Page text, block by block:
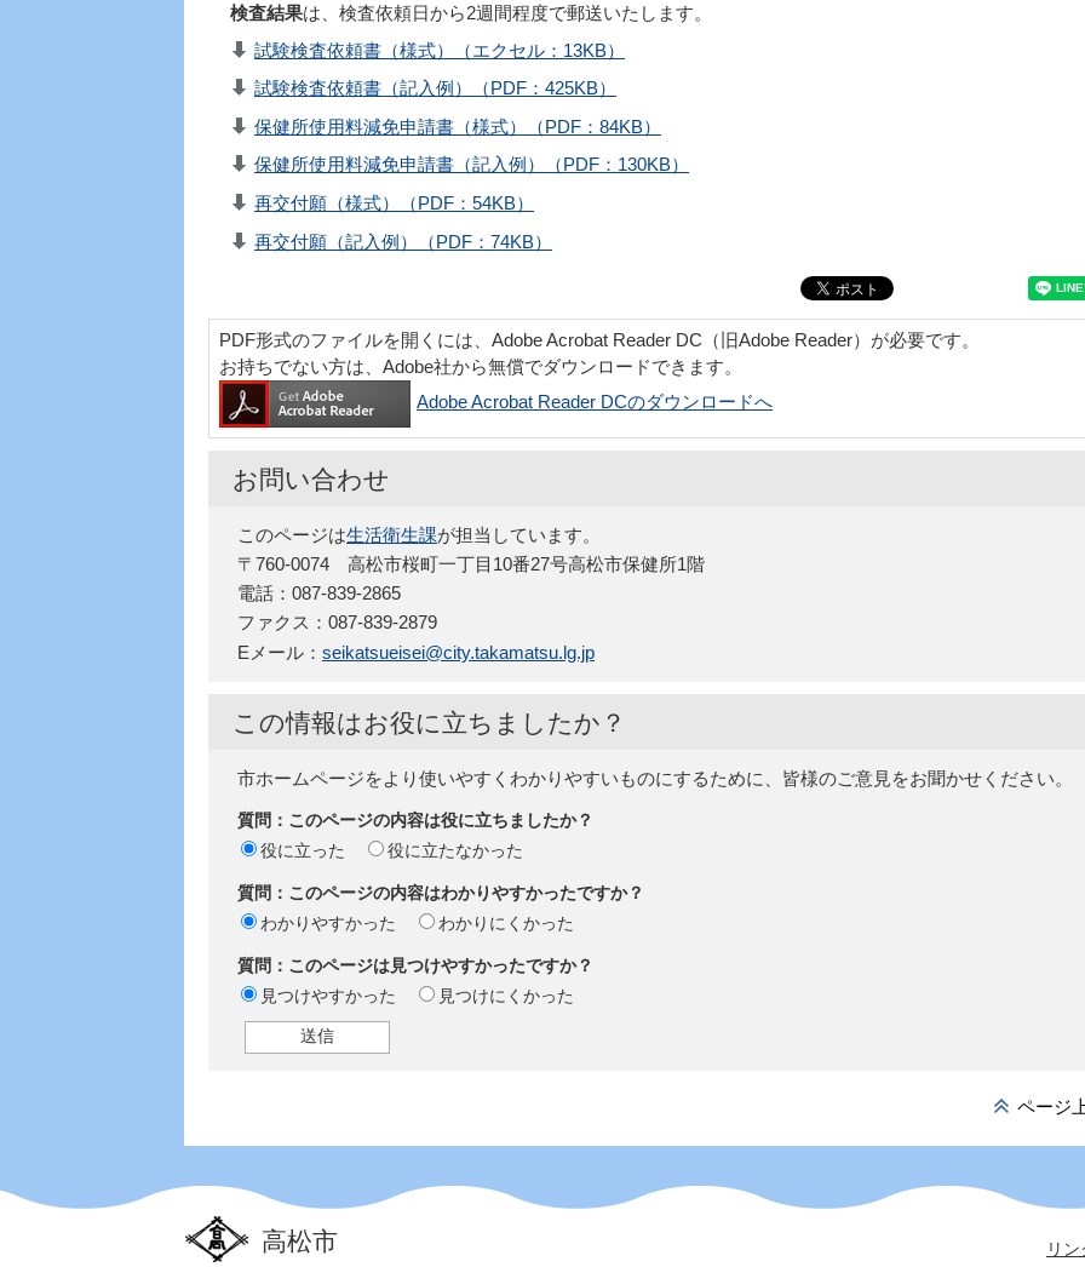
検査結果は、検査依頼日から2週間程度で郵送いたします。
試験検査依頼書（様式）（エクセル：13KB）
試験検査依頼書（記入例）（PDF：425KB）
保健所使用料減免申請書（様式）（PDF：84KB）
保健所使用料減免申請書（記入例）（PDF：130KB）
再交付願（様式）（PDF：54KB）
再交付願（記入例）（PDF：74KB）
PDF形式のファイルを開くには、Adobe Acrobat Reader DC（旧Adobe Reader）が必要です。
お持ちでない方は、Adobe社から無償でダウンロードできます。
Adobe Acrobat Reader DCのダウンロードへ
お問い合わせ
このページは生活衛生課が担当しています。
〒760-0074 高松市桜町一丁目10番27号高松市保健所1階
電話：087-839-2865
ファクス：087-839-2879
Eメール： seikatsueisei@city.takamatsu.lg.jp
この情報はお役に立ちましたか？
市ホームページをより使いやすくわかりやすいものにするために、皆様のご意見をお聞かせください。
質問：このページの内容は役に立ちましたか？
役に立った
役に立たなかった
質問：このページの内容はわかりやすかったですか？
わかりやすかった
わかりにくかった
質問：このページは見つけやすかったですか？
見つけやすかった
見つけにくかった
ページ
高松市 リ